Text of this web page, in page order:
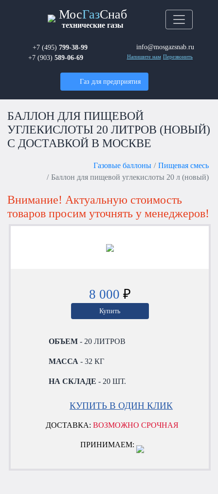
МосГазСнаб
технические газы
+7 (495) 799-38-99
+7 (903) 589-06-69
info@mosgazsnab.ru
Напишите нам Перезвонить
Газ для предприятия
БАЛЛОН ДЛЯ ПИЩЕВОЙ
УГЛЕКИСЛОТЫ 20 ЛИТРОВ (НОВЫЙ)
С ДОСТАВКОЙ В МОСКВЕ
Газовые баллоны
Пищевая смесь
Баллон для пищевой углекислоты 20 л (новый)
Внимание! Актуальную стоимость
товаров просим уточнять у менеджеров!
8 000 ₽
Купить
ОБЪЕМ - 20 ЛИТРОВ
МАССА - 32 КГ
НА СКЛАДЕ - 20 ШТ.
КУПИТЬ В ОДИН КЛИК
ДОСТАВКА:ВОЗМОЖНО СРОЧНАЯ
ПРИНИМАЕМ: